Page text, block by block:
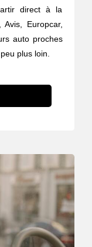
direct à la
Europcar,
auto proches
plus loin.